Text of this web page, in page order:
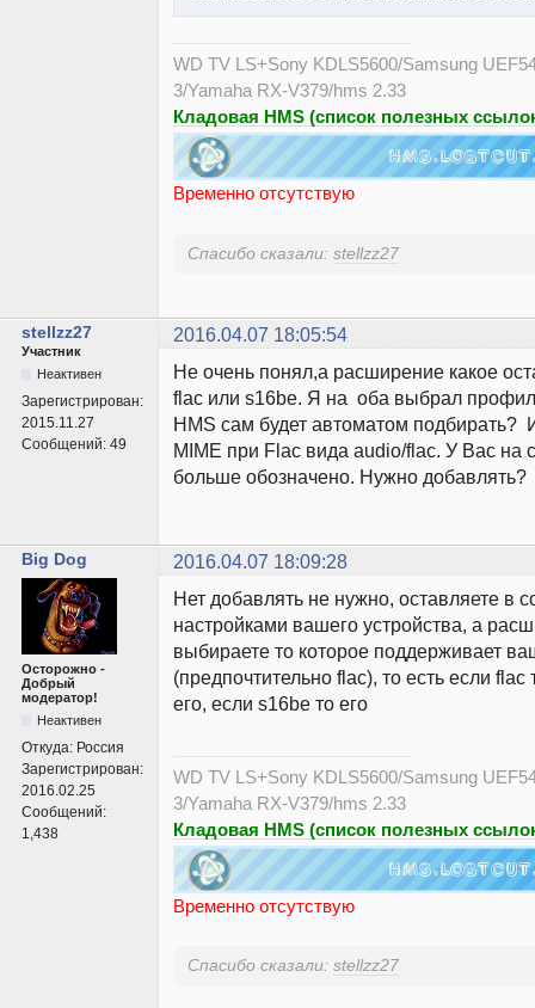
WD TV LS+Sony KDLS5600/Samsung
3/Yamaha RX-V379/hms 2.33
Кладовая HMS (список полезных
Временно отсутствую
Спасибо сказали: stellzz27
stellzz27 2016.04.07 18:05:54
Участник
Неактивен
Зарегистрирован:
2015.11.27
Сообщений: 49
Не очень понял,а расширение какое
flac или s16be. Я на оба выбрал
HMS сам будет автоматом подбирать?
MIME при Flac вида audio/flac. У Вас на
больше обозначено. Нужно добавлять?
Big Dog 2016.04.07 18:09:28
Осторожно -
Добрый
модератор!
Неактивен
Откуда: Россия
Зарегистрирован:
2016.02.25
Сообщений:
1,438
Нет добавлять не нужно, оставляете в
настройками вашего устройства, а
выбираете то которое поддерживает
(предпочтительно flac), то есть если
его, если s16be то его
WD TV LS+Sony KDLS5600/Samsung
3/Yamaha RX-V379/hms 2.33
Кладовая HMS (список полезных
Временно отсутствую
Спасибо сказали: stellzz27